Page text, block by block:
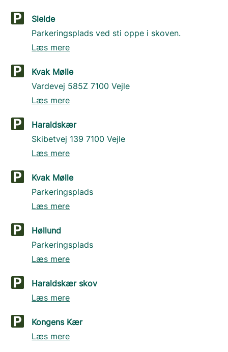
Slelde
Parkeringsplads ved sti oppe i skoven.
Læs mere
Kvak Mølle
Vardevej 585Z 7100 Vejle
Læs mere
Haraldskær
Skibetvej 139 7100 Vejle
Læs mere
Kvak Mølle
Parkeringsplads
Læs mere
Høllund
Parkeringsplads
Læs mere
Haraldskær skov
Læs mere
Kongens Kær
Læs mere